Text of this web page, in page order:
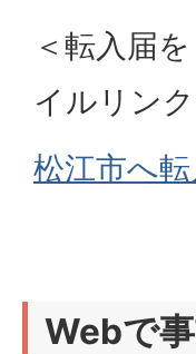
＜転入届
イルリン
松江市へ
Webで